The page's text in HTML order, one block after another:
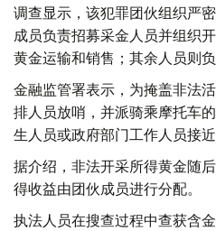
调查显示，该犯罪团伙组织严
成员负责招募采金人员并组织
黄金运输和销售；其余人员则
金融监管署表示，为掩盖非法
排人员放哨，并派骑乘摩托车
生人员或政府部门工作人员接
据介绍，非法开采所得黄金随
得收益由团伙成员进行分配。
执法人员在搜查过程中查获含